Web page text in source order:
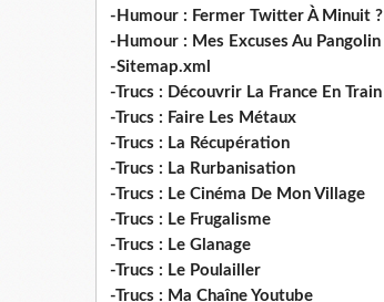
-Humour : Fermer Twitter À Minuit ?
-Humour : Mes Excuses Au Pangolin
-Sitemap.xml
-Trucs : Découvrir La France En Train
-Trucs : Faire Les Métaux
-Trucs : La Récupération
-Trucs : La Rurbanisation
-Trucs : Le Cinéma De Mon Village
-Trucs : Le Frugalisme
-Trucs : Le Glanage
-Trucs : Le Poulailler
-Trucs : Ma Chaîne Youtube